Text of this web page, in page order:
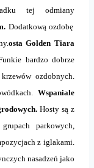
tej odmiany
Dodatkową ozdobę
osta Golden Tiara
bardzo dobrze
ozdobnych.
Wspaniale
Hosty są z
parkowych,
z iglakami.
nasadzeń jako